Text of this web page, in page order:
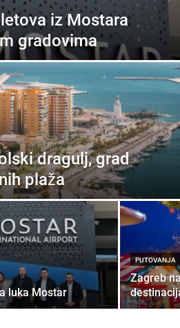
iz Mostara
gradovima
dragulj, grad
plaža
luka Mostar
PUTOVANJA
Zagreb